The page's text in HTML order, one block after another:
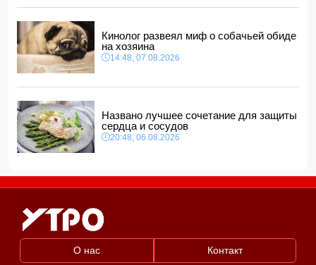
Кинолог развеял миф о собачьей обиде
на хозяина
14:48, 07.08.2026
Названо лучшее сочетание для защиты
сердца и сосудов
20:48, 06.08.2026
О нас Контакт